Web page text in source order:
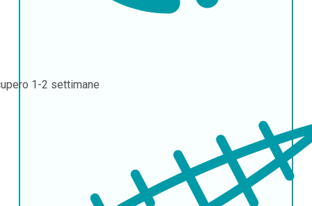
1-2 settimane